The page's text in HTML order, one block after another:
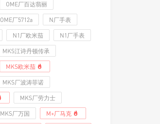
OME厂百达翡丽
OME厂5712a N厂手表
N1厂欧米茄 N1厂手表
MKS江诗丹顿传承
MKS欧米茄
MKS厂波涛菲诺
MKS厂劳力士
MKS厂万国 M+厂马克